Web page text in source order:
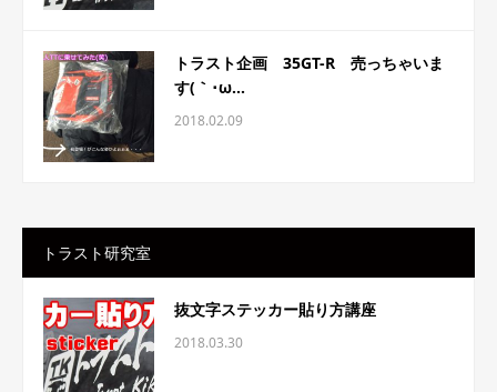
トラスト企画 35GT-R 売っちゃいま
す(｀･ω...
2018.02.09
トラスト研究室
抜文字ステッカー貼り方講座
2018.03.30